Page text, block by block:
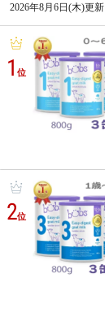
2026年8月6日(木)更新
1位
2位